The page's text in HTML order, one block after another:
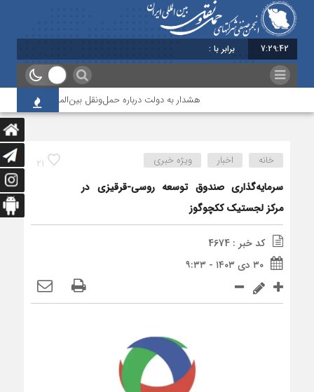
7:29:42 برابر با : Saturday - 8 August - 2026
هشدار به دولت درباره حمل‌ونقل بین‌المللی؛ شرکت‌ها زیر
21 خانه اخبار ویژه خبری
سرمایه‌گذاری صندوق توسعه روسی-قرقیزی در
مرکز لجستیک ککچوگوز
کد خبر : 4674
۳۰ دی ۱۴۰۳ - ۹:۳۳